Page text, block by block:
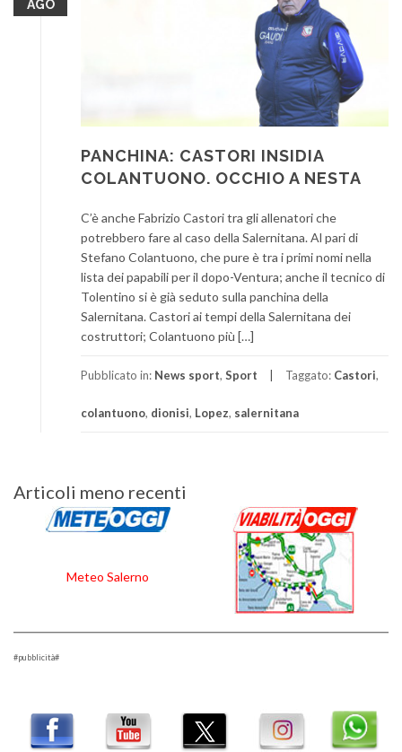
AGO
PANCHINA: CASTORI INSIDIA
COLANTUONO. OCCHIO A NESTA
C’è anche Fabrizio Castori tra gli allenatori che
potrebbero fare al caso della Salernitana. Al pari di
Stefano Colantuono, che pure è tra i primi nomi nella
lista dei papabili per il dopo-Ventura; anche il tecnico di
Tolentino si è già seduto sulla panchina della
Salernitana. Castori ai tempi della Salernitana dei
costruttori; Colantuono più […]
Pubblicato in: News sport, Sport Taggato: Castori,
colantuono, dionisi, Lopez, salernitana
Navigazione
articoli
Articoli meno recenti
Meteo Salerno
#pubblicità#